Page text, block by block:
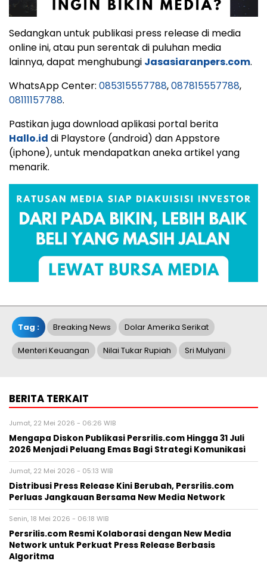
Sedangkan untuk publikasi press release di media
online ini, atau pun serentak di puluhan media
lainnya, dapat menghubungi Jasasiaranpers.com.
WhatsApp Center: 085315557788,087815557788,
08111157788.
Pastikan juga download aplikasi portal berita
Hallo.id di Playstore (android) dan Appstore
(iphone), untuk mendapatkan aneka artikel yang
menarik.
Tag : Breaking News Dolar Amerika Serikat
Menteri Keuangan Nilai Tukar Rupiah Sri Mulyani
BERITA TERKAIT
Jumat, 22 Mei 2026 - 06:26 WIB
Mengapa Diskon Publikasi Persrilis.com Hingga 31 Juli
2026 Menjadi Peluang Emas Bagi Strategi Komunikasi
Jumat, 22 Mei 2026 - 05:13 WIB
Distribusi Press Release Kini Berubah, Persrilis.com
Perluas Jangkauan Bersama New Media Network
Senin, 18 Mei 2026 - 06:18 WIB
Persrilis.com Resmi Kolaborasi dengan New Media
Network untuk Perkuat Press Release Berbasis
Algoritma